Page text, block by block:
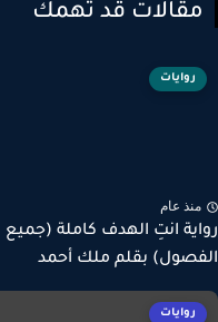
قد تهمك
روايات
عام
انتِ الهدف كاملة (جميع
بقلم ملك أحمد
روايات